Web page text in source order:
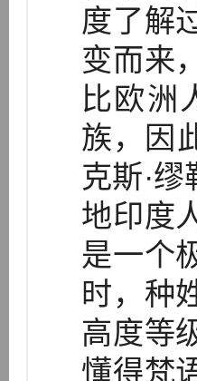
度了解
变而来
比欧洲
族，因
克斯·
地印度
是一个
时，种
高度等
懂得梵